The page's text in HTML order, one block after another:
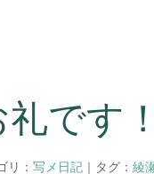
です！
リ： 写メ日記｜タグ： 綾